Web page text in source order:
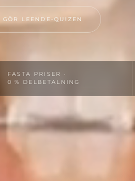
GÖR LEENDE-QUIZEN
FASTA PRISER ·
0 % DELBETALNING